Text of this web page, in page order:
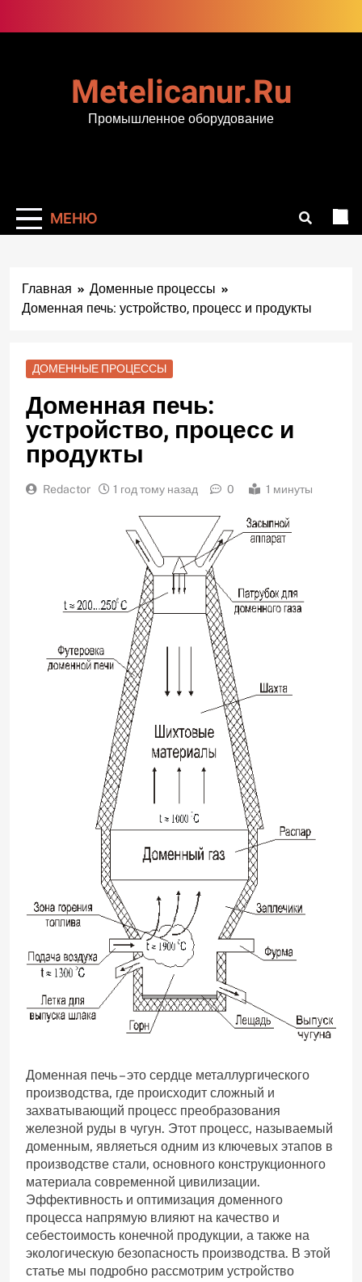
к
Metelicanur.ru
Промышленное оборудование
МЕНЮ
Главная
Доменные процессы
Доменная печь: устройство, процесс и продукты
ДОМЕННЫЕ ПРОЦЕССЫ
Доменная печь:
устройство, процесс и
продукты
Redactor 1 год тому назад 0 1 минуты
Доменная печь – это сердце металлургического
производства‚ где происходит сложный и
захватывающий процесс преобразования
железной руды в чугун. Этот процесс‚ называемый
доменным‚ являеться одним из ключевых этапов в
производстве стали‚ основного конструкционного
материала современной цивилизации.
Эффективность и оптимизация доменного
процесса напрямую влияют на качество и
себестоимость конечной продукции‚ а также на
экологическую безопасность производства. В этой
статье мы подробно рассмотрим устройство